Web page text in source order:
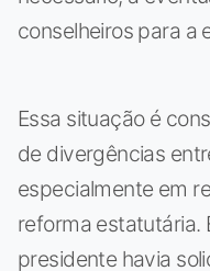
conselheiros para a
Essa situação é
de divergências
especialmente em
reforma estatutária.
presidente havia